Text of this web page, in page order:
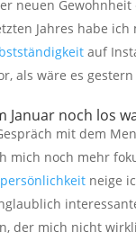
neuen Gewohnheit
Jahres habe
auf
als wäre es
Januar noch los
mit dem
mich noch mehr
neige
der mich nicht